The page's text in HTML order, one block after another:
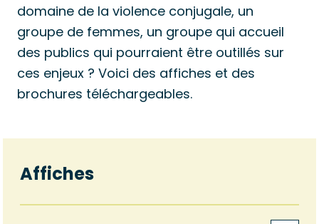
domaine de la violence conjugale, un
groupe de femmes, un groupe qui accueil
des publics qui pourraient être outillés sur
ces enjeux ? Voici des affiches et des
brochures téléchargeables.
Affiches